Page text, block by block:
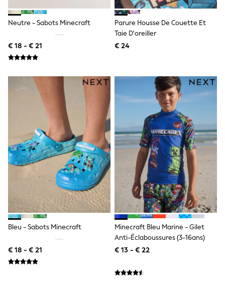
All Bags & Accessories
Bags
All Occasionwear
All Partywear
Shop all
Shop All
Disney
Marvel
Paw Patrol
Peppa Pig
Gaming
Harry Potter
Spider man
New In
Trainers
Hoodies & Sweatshirts
T-Shirts & Vests
Leggings
adidas
All Girls Brands
Neutre - Sabots Minecraft
€ 18 - € 21
Parure Housse De Couette Et
Taie D'oreiller
€ 24
Bleu - Sabots Minecraft
€ 18 - € 21
Minecraft Bleu Marine - Gilet
Anti-Éclaboussures (3-16ans)
€ 13 - € 22